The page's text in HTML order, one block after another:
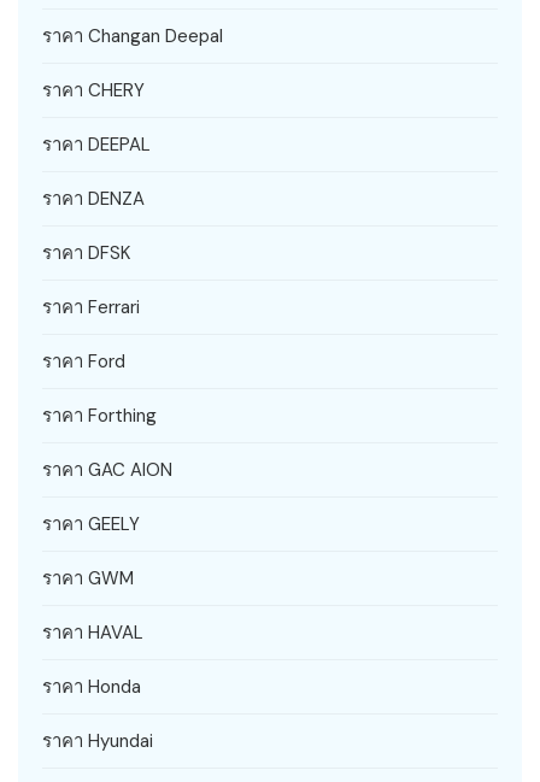
ราคา Changan Deepal
ราคา CHERY
ราคา DEEPAL
ราคา DENZA
ราคา DFSK
ราคา Ferrari
ราคา Ford
ราคา Forthing
ราคา GAC AION
ราคา GEELY
ราคา GWM
ราคา HAVAL
ราคา Honda
ราคา Hyundai